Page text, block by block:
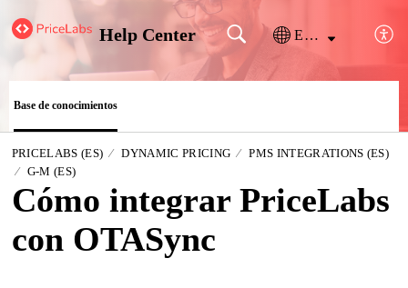
Help Center Español (España)
Base de conocimientos
PRICELABS (ES) DYNAMIC PRICING
PMS INTEGRATIONS (ES)
G-M (ES)
Cómo integrar PriceLabs
con OTASync